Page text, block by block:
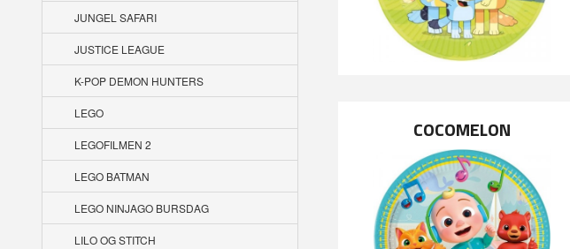
JUNGEL SAFARI
JUSTICE LEAGUE
K-POP DEMON HUNTERS
LEGO
LEGOFILMEN 2
LEGO BATMAN
LEGO NINJAGO BURSDAG
LILO OG STITCH
COCOMELON